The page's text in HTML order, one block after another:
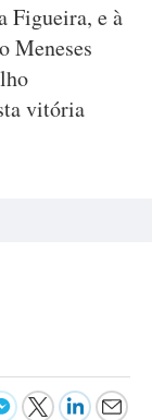
Figueira, e à
Meneses
vitória